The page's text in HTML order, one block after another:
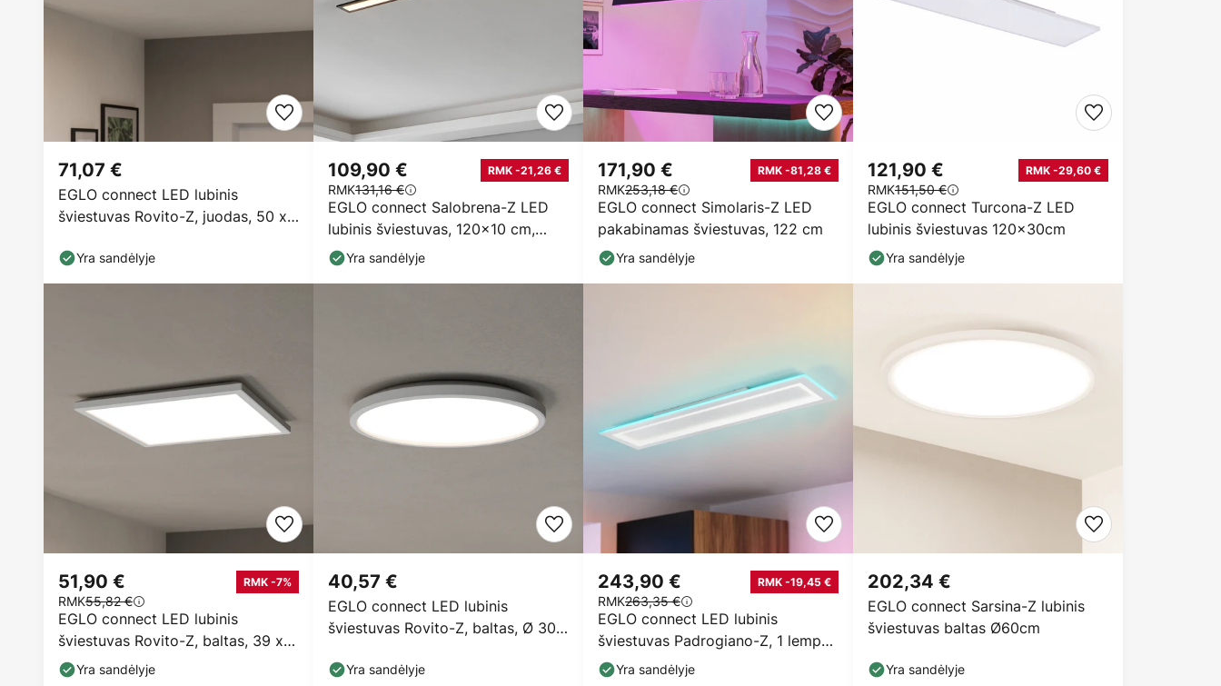
EGLO connect LED lubinis
šviestuvas Rovito-Z, juodas, 50 x
71,07 €
Yra sandėlyje
EGLO connect Salobrena-Z LED
lubinis šviestuvas, 120x10 cm,
juodas
109,90 € RMK -21,26 €
RMK131,16 €
Yra sandėlyje
EGLO connect Simolaris-Z LED
pakabinamas šviestuvas, 122 cm
171,90 € RMK -81,28 €
RMK253,18 €
Yra sandėlyje
EGLO connect Turcona-Z LED
lubinis šviestuvas 120x30cm
121,90 € RMK -29,60 €
RMK151,50 €
Yra sandėlyje
EGLO connect LED lubinis
šviestuvas Rovito-Z, baltas, 39 x
39 cm
51,90 € RMK -7%
RMK55,82 €
Yra sandėlyje
EGLO connect LED lubinis
šviestuvas Rovito-Z, baltas, Ø 30
40,57 €
Yra sandėlyje
EGLO connect LED lubinis
šviestuvas Padrogiano-Z, 1 lempa,
120 x 30 cm
243,90 € RMK -19,45 €
RMK263,35 €
Yra sandėlyje
EGLO connect Sarsina-Z lubinis
šviestuvas baltas Ø60cm
202,34 €
Yra sandėlyje